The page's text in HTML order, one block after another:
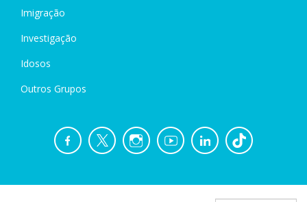
Imigração
Investigação
Idosos
Outros Grupos